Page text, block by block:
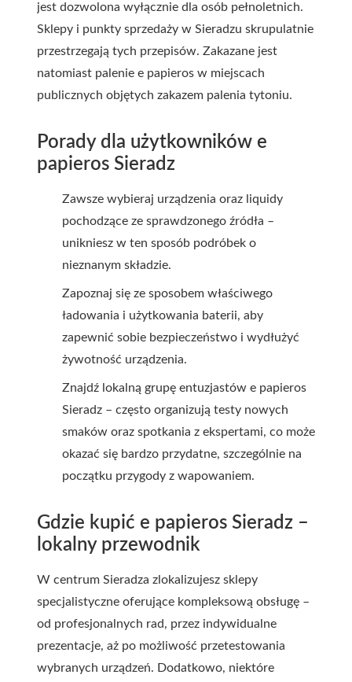
jest dozwolona wyłącznie dla osób pełnoletnich.
Sklepy i punkty sprzedaży w Sieradzu skrupulatnie
przestrzegają tych przepisów. Zakazane jest
natomiast palenie e papieros w miejscach
publicznych objętych zakazem palenia tytoniu.
Porady dla użytkowników e
papieros Sieradz
Zawsze wybieraj urządzenia oraz liquidy
pochodzące ze sprawdzonego źródła –
unikniesz w ten sposób podróbek o
nieznanym składzie.
Zapoznaj się ze sposobem właściwego
ładowania i użytkowania baterii, aby
zapewnić sobie bezpieczeństwo i wydłużyć
żywotność urządzenia.
Znajdź lokalną grupę entuzjastów e papieros
Sieradz – często organizują testy nowych
smaków oraz spotkania z ekspertami, co może
okazać się bardzo przydatne, szczególnie na
początku przygody z wapowaniem.
Gdzie kupić e papieros Sieradz –
lokalny przewodnik
W centrum Sieradza zlokalizujesz sklepy
specjalistyczne oferujące kompleksową obsługę –
od profesjonalnych rad, przez indywidualne
prezentacje, aż po możliwość przetestowania
wybranych urządzeń. Dodatkowo, niektóre